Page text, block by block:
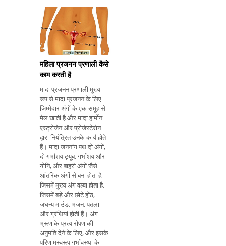
उदाहरण के लिए। इस
तकनीक को उन लोगों द्वारा
टालना चाहिए जो मिसोपोनिया
से पीड़ित हैं या इसी तर
महिला प्रजनन प्रणाली कैसे
काम करती है
मादा प्रजनन प्रणाली मुख्य
रूप से मादा प्रजनन के लिए
जिम्मेदार अंगों के एक समूह से
मेल खाती है और मादा हार्मोन
एस्ट्रोजेन और प्रोजेस्टेरोन
द्वारा नियंत्रित उनके कार्य होते
हैं। मादा जननांग पथ दो अंगों,
दो गर्भाशय ट्यूब, गर्भाशय और
योनि, और बाहरी अंगों जैसे
आंतरिक अंगों से बना होता है,
जिसमें मुख्य अंग वल्वा होता है,
जिसमें बड़े और छोटे होंठ,
जघन्य माउंड, भजन, पतला
और ग्रंथियां होती हैं। अंग
भ्रूण के प्रत्यारोपण की
अनुमति देने के लिए, और इसके
परिणामस्वरूप गर्भावस्था के